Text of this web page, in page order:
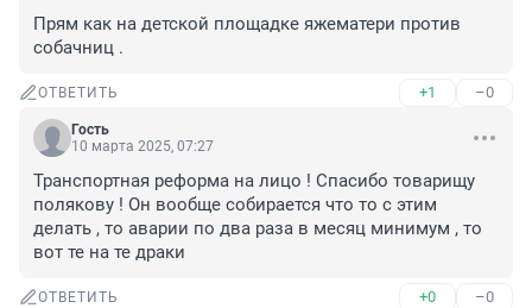
Прям как на детской площадке яжематери против
собачниц .
ОТВЕТИТЬ +1 –0
Гость
10 марта 2025, 07:27
Транспортная реформа на лицо ! Спасибо товарищу
полякову ! Он вообще собирается что то с этим
делать , то аварии по два раза в месяц минимум , то
вот те на те драки
ОТВЕТИТЬ +0 –0